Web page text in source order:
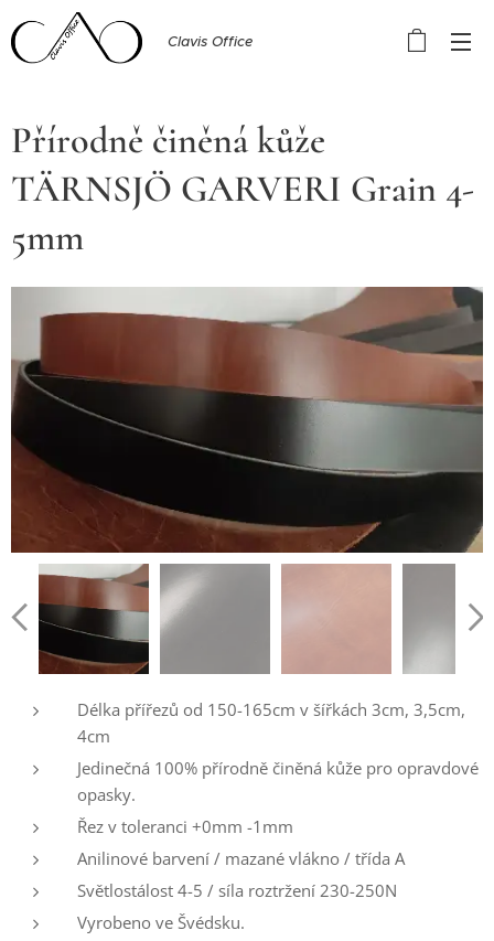
Clavis Office
Přírodně činěná kůže
TÄRNSJÖ GARVERI Grain 4-
5mm
Délka přířezů od 150-165cm v šířkách 3cm, 3,5cm,
4cm
Jedinečná 100% přírodně činěná kůže pro opravdové
opasky.
Řez v toleranci +0mm -1mm
Anilinové barvení / mazané vlákno / třída A
Světlostálost 4-5 / síla roztržení 230-250N
Vyrobeno ve Švédsku.